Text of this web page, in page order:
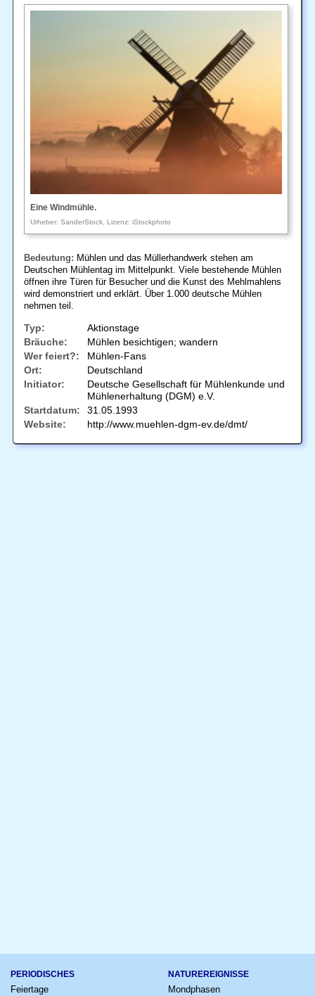
Eine Windmühle.
Urheber: SanderStock, Lizenz: iStockphoto
Bedeutung: Mühlen und das Müllerhandwerk stehen am
Deutschen Mühlentag im Mittelpunkt. Viele bestehende Mühlen
öffnen ihre Türen für Besucher und die Kunst des Mehlmahlens
wird demonstriert und erklärt. Über 1.000 deutsche Mühlen
nehmen teil.
Typ:
Aktionstage
Bräuche:
Mühlen besichtigen; wandern
Wer feiert?:
Mühlen-Fans
Ort:
Deutschland
Initiator:
Deutsche Gesellschaft für Mühlenkunde und
Mühlenerhaltung (DGM) e.V.
Startdatum:
31.05.1993
Website:
http://www.muehlen-dgm-ev.de/dmt/
PERIODISCHES
Feiertage
NATUREREIGNISSE
Mondphasen